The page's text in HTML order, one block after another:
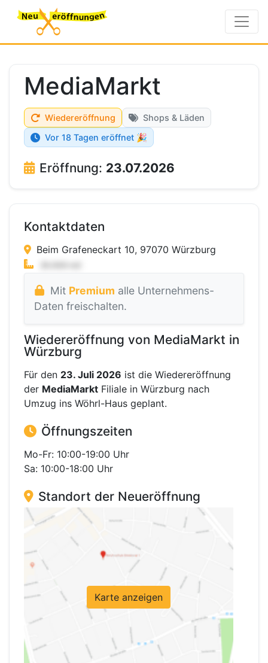
MediaMarkt
Wiedereröffnung
Shops & Läden
Vor 18 Tagen eröffnet 🎉
Eröffnung: 23.07.2026
Kontaktdaten
Beim Grafeneckart 10, 97070 Würzburg
Mit Premium alle Unternehmens-
Daten freischalten.
Wiedereröffnung von MediaMarkt in
Würzburg
Für den 23. Juli 2026 ist die Wiedereröffnung
der MediaMarkt Filiale in Würzburg nach
Umzug ins Wöhrl-Haus geplant.
Öffnungszeiten
Mo-Fr: 10:00-19:00 Uhr
Sa: 10:00-18:00 Uhr
Standort der Neueröffnung
Karte anzeigen